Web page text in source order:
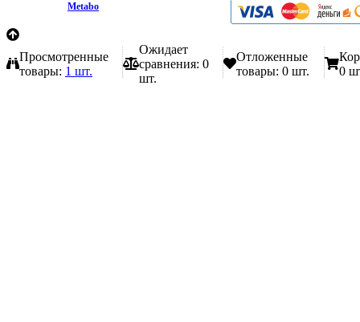
Metabo
Просмотренные
товары: 1 шт.
Ожидает
сравнения: 0
шт.
Отложенные
товары: 0 шт.
0